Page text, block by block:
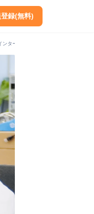
録(無料)
ターン